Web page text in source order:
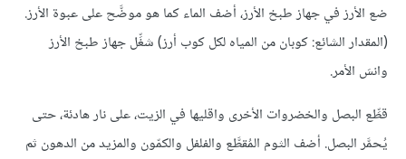
ضع الأرز في جهاز طبخ الأرز، أضف الماء كما هو موضَّح على عبوة الأرز.
(المقدار الشائع: كوبان من المياه لكل كوب أرز) شغِّل جهاز طبخ الأرز
وانسَ الأمر.
قطِّع البصل والخضروات الأخرى واقليها في الزيت، على نار هادئة، حتى
يُحمَّر البصل. أضف الثوم المُقطَّع والفلفل والكمّون والمزيد من الدهون ثم